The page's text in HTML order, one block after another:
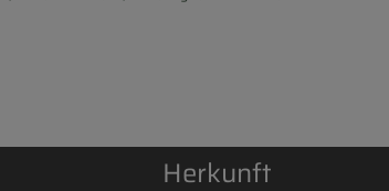
Herkunft